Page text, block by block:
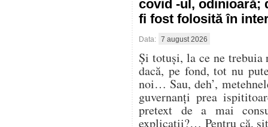
covid -ul, odinioară;
fi fost folosită în
Data: 7 august 2026
Și totuși, la ce ne trebuia
dacă, pe fond, tot nu
noi… Sau, deh’,
guvernanți prea
pretext de a mai
explicații?… Pentru că,